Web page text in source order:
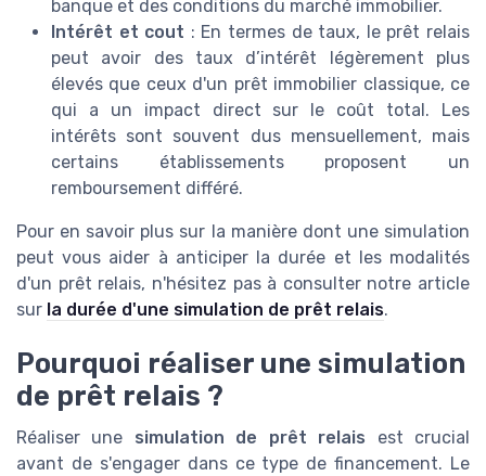
banque et des conditions du marché immobilier.
Intérêt et cout : En termes de taux, le prêt relais
peut avoir des taux d’intérêt légèrement plus
élevés que ceux d'un prêt immobilier classique, ce
qui a un impact direct sur le coût total. Les
intérêts sont souvent dus mensuellement, mais
certains établissements proposent un
remboursement différé.
Pour en savoir plus sur la manière dont une simulation
peut vous aider à anticiper la durée et les modalités
d'un prêt relais, n'hésitez pas à consulter notre article
sur la durée d'une simulation de prêt relais.
Pourquoi réaliser une simulation
de prêt relais ?
Réaliser une simulation de prêt relais est crucial
avant de s'engager dans ce type de financement. Le